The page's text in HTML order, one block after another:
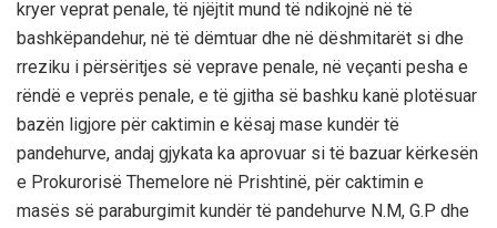
kryer veprat penale, të njëjtit mund të ndikojnë në të
bashkëpandehur, në të dëmtuar dhe në dëshmitarët si dhe
rreziku i përsëritjes së veprave penale, në veçanti pesha e
rëndë e veprës penale, e të gjitha së bashku kanë plotësuar
bazën ligjore për caktimin e kësaj mase kundër të
pandehurve, andaj gjykata ka aprovuar si të bazuar kërkesën
e Prokurorisë Themelore në Prishtinë, për caktimin e
masës së paraburgimit kundër të pandehurve N.M, G.P dhe